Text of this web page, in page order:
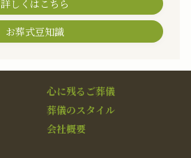
詳しくはこちら
お葬式豆知識
心に残るご葬儀
葬儀のスタイル
会社概要